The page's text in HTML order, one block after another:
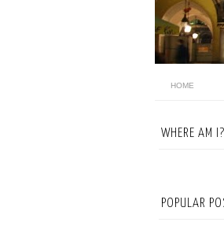
HOME
WHERE AM I?
POPULAR